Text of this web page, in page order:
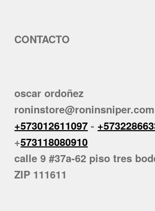
CONTACTO
oscar ordoñez
+573012611097 -
+573118080910
calle 9 #37a-62 piso tres
ZIP 111611